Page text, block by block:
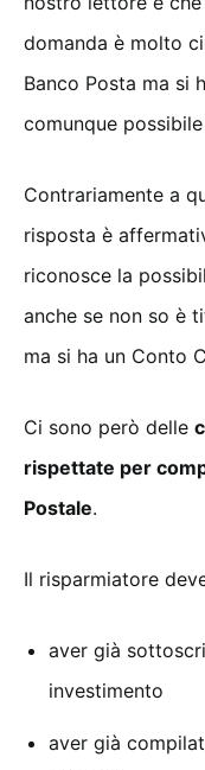
domanda è molto
Banco Posta ma si
comunque
Contrariamente a
risposta è
riconosce la
anche se non so è
ma si ha un Conto
Ci sono però delle
rispettate per
Postale.
Il risparmiatore
aver già
investimento
aver già